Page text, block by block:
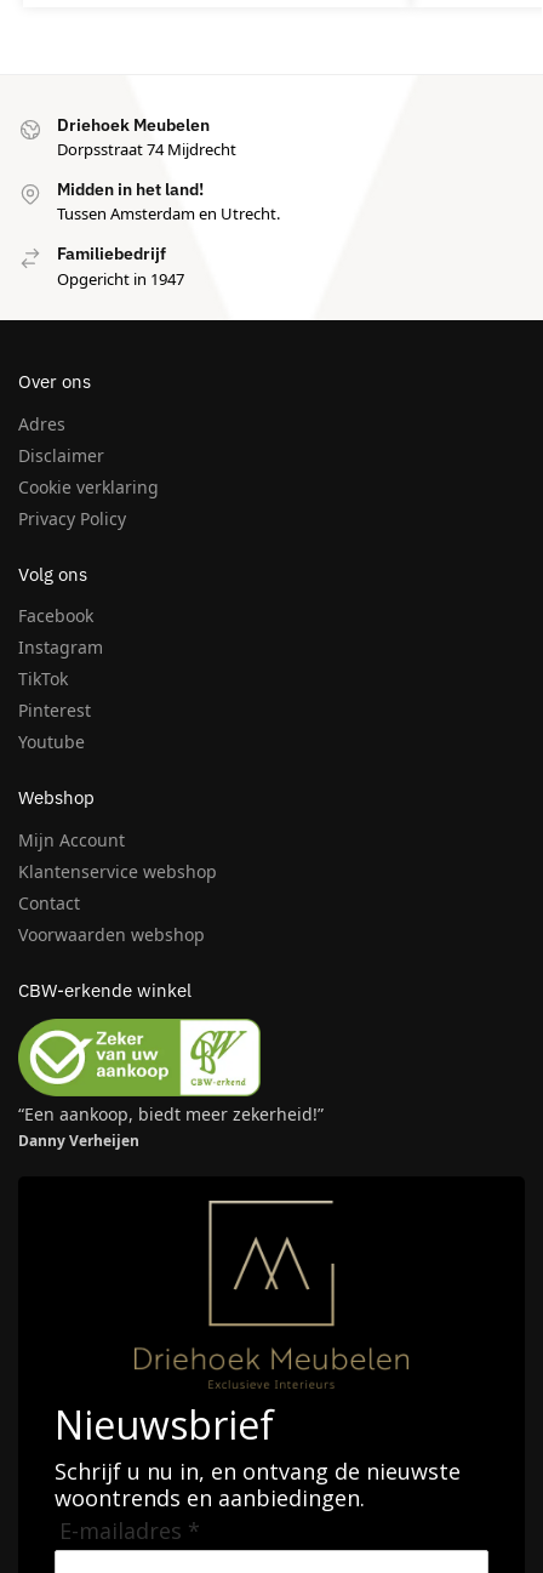
Driehoek Meubelen
Dorpsstraat 74 Mijdrecht
Midden in het land!
Tussen Amsterdam en Utrecht.
Familiebedrijf
Opgericht in 1947
Over ons
Adres
Disclaimer
Cookie verklaring
Privacy Policy
Volg ons
Facebook
Instagram
TikTok
Pinterest
Youtube
Webshop
Mijn Account
Klantenservice webshop
Contact
Voorwaarden webshop
CBW-erkende winkel
“Een aankoop, biedt meer zekerheid!”
Danny Verheijen
Nieuwsbrief
Schrijf u nu in, en ontvang de nieuwste
woontrends en aanbiedingen.
E-mailadres *